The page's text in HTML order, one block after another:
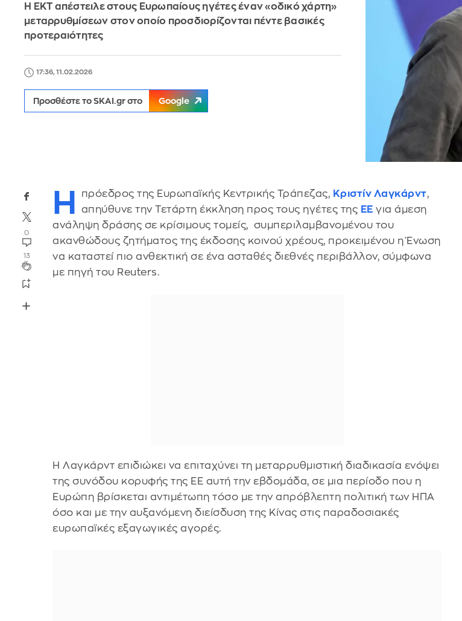
Η ΕΚΤ απέστειλε στους Ευρωπαίους ηγέτες έναν «οδικό χάρτη»
μεταρρυθμίσεων στον οποίο προσδιορίζονται πέντε βασικές
προτεραιότητες
17:36, 11.02.2026
Προσθέστε το SKAI.gr στο Google
0
13
Η πρόεδρος της Ευρωπαϊκής Κεντρικής Τράπεζας, Κριστίν Λαγκάρντ,
απηύθυνε την Τετάρτη έκκληση προς τους ηγέτες της ΕΕ για άμεση
ανάληψη δράσης σε κρίσιμους τομείς, συμπεριλαμβανομένου του
ακανθώδους ζητήματος της έκδοσης κοινού χρέους, προκειμένου η Ένωση
να καταστεί πιο ανθεκτική σε ένα ασταθές διεθνές περιβάλλον, σύμφωνα
με πηγή του Reuters.
Η Λαγκάρντ επιδιώκει να επιταχύνει τη μεταρρυθμιστική διαδικασία ενόψει
της συνόδου κορυφής της ΕΕ αυτή την εβδομάδα, σε μια περίοδο που η
Ευρώπη βρίσκεται αντιμέτωπη τόσο με την απρόβλεπτη πολιτική των ΗΠΑ
όσο και με την αυξανόμενη διείσδυση της Κίνας στις παραδοσιακές
ευρωπαϊκές εξαγωγικές αγορές.